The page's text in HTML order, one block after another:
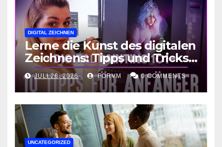
DIGITAL ZEICHNEN
Lerne die Kunst des digitalen
Zeichnens: Tipps und Tricks
für kreative Ausdruckskunst
JULI 26, 2026 FORVM 0 COMMENTS
UNCATEGORIZED